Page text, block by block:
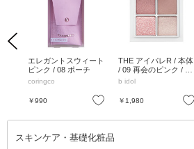
Previous
お気に入り
エレガントスウィート
ピンク / 08 ポーチ
coringco
￥990 お気に入り
THE アイパレR / 本体
/ 09 再会のピンク / 7.
6g
b idol
￥1,980
スキンケア・基礎化粧品